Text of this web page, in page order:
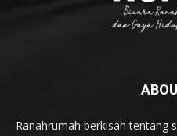
Ranahrumah berkisah tentang